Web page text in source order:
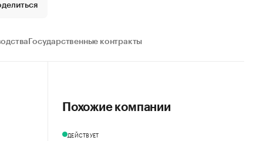
Государственные контракты
Похожие компании
ДЕЙСТВУЕТ